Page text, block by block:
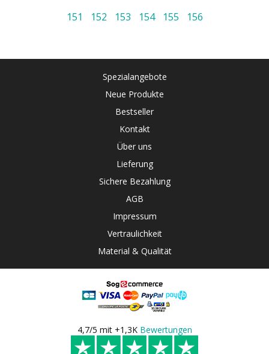
151
152 153 154 155 156
Spezialangebote
Neue Produkte
Bestseller
Kontakt
Über uns
Lieferung
Sichere Bezahlung
AGB
Impressum
Vertraulichkeit
Material & Qualität
4,7/5 mit +1,3K Bewertungen